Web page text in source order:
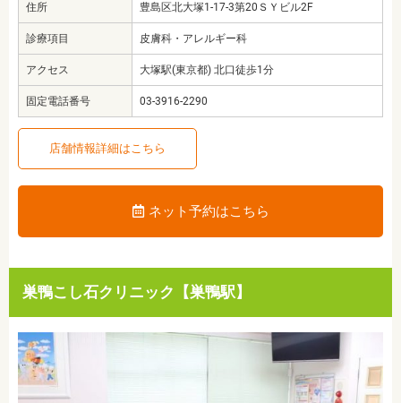
住所 豊島区北大塚1-17-3第20ＳＹビル2F
診療項目 皮膚科・アレルギー科
アクセス 大塚駅(東京都) 北口徒歩1分
固定電話番号 03-3916-2290
店舗情報詳細はこちら
ネット予約はこちら
巣鴨こし石クリニック【巣鴨駅】